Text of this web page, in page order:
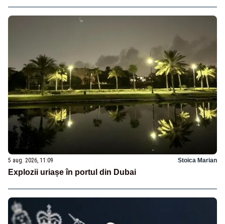
5 aug. 2026, 11:09 Stoica Marian
Explozii uriașe în portul din Dubai